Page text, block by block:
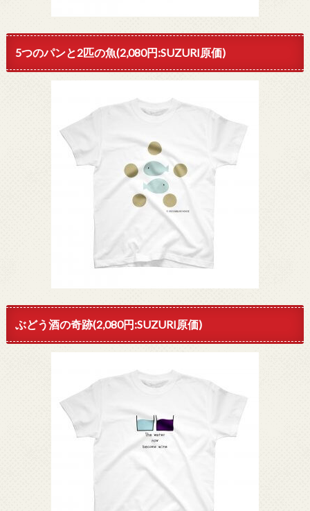
5つのパンと2匹の魚(2,080円:SUZURI原価)
ぶどう酒の奇跡(2,080円:SUZURI原価)